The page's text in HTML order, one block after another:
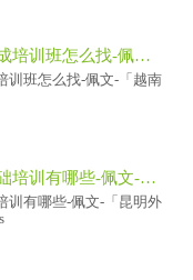
昆明市越南语速成培训班怎么找-佩文-「越南语培训学校」
训班怎么找-佩文-「越南
昆明越南语零基础培训有哪些-佩文-「昆明外语 培训机构」
训有哪些-佩文-「昆明外